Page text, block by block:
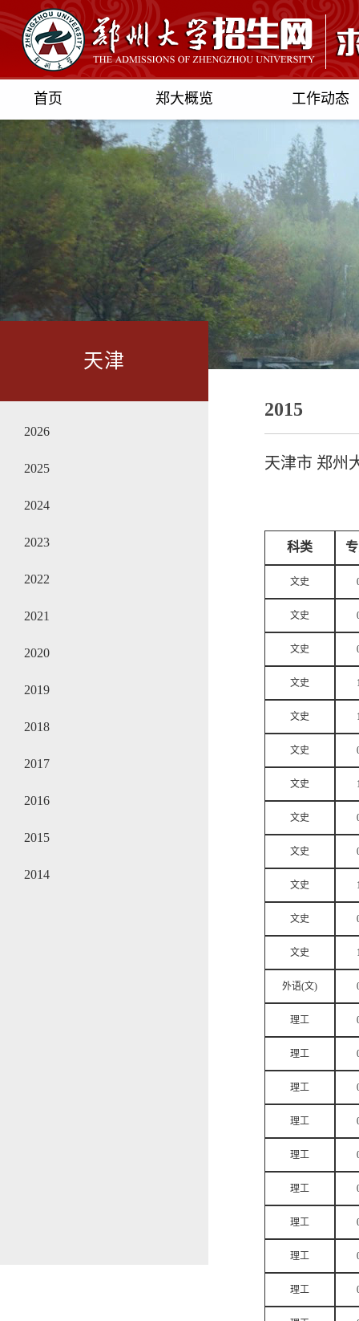
首页 郑大概览 工作动态
天津
2026
2025
2024
2023
2022
2021
2020
2019
2018
2017
2016
2015
2014
2015
天津市 郑州
科类
文史
文史
文史
文史
文史
文史
文史
文史
文史
文史
文史
文史
外语(文)
理工
理工
理工
理工
理工
理工
理工
理工
理工